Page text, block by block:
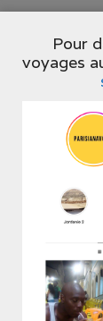
Pour
voyages